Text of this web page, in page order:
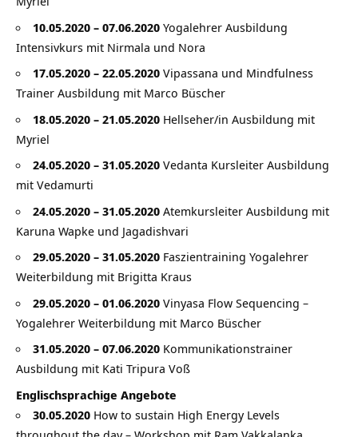
10.05.2020 – 07.06.2020 Yogalehrer Ausbildung
Intensivkurs mit Nirmala und Nora
17.05.2020 – 22.05.2020 Vipassana und Mindfulness
Trainer Ausbildung mit Marco Büscher
18.05.2020 – 21.05.2020 Hellseher/in Ausbildung mit
Myriel
24.05.2020 – 31.05.2020 Vedanta Kursleiter Ausbildung
mit Vedamurti
24.05.2020 – 31.05.2020 Atemkursleiter Ausbildung mit
Karuna Wapke und Jagadishvari
29.05.2020 – 31.05.2020 Faszientraining Yogalehrer
Weiterbildung mit Brigitta Kraus
29.05.2020 – 01.06.2020 Vinyasa Flow Sequencing –
Yogalehrer Weiterbildung mit Marco Büscher
31.05.2020 – 07.06.2020 Kommunikationstrainer
Ausbildung mit Kati Tripura Voß
Englischsprachige Angebote
30.05.2020 How to sustain High Energy Levels